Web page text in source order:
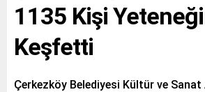
1135 Kişi
Keşfetti
Çerkezköy Belediyesi Kültür ve Sanat